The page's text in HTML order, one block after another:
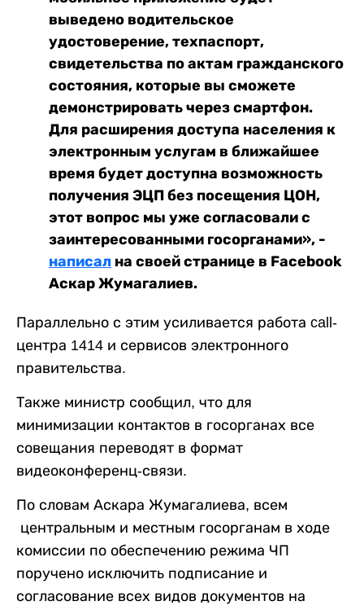
выведено водительское
удостоверение, техпаспорт,
свидетельства по актам гражданского
состояния, которые вы сможете
демонстрировать через смартфон.
Для расширения доступа населения к
электронным услугам в ближайшее
время будет доступна возможность
получения ЭЦП без посещения ЦОН,
этот вопрос мы уже согласовали с
заинтересованными госорганами», -
написал на своей странице в Facebook
Аскар Жумагалиев.
Параллельно с этим усиливается работа call-
центра 1414 и сервисов электронного
правительства.
Также министр сообщил, что для
минимизации контактов в госорганах все
совещания переводят в формат
видеоконференц-связи.
По словам Аскара Жумагалиева, всем
центральным и местным госорганам в ходе
комиссии по обеспечению режима ЧП
поручено исключить подписание и
согласование всех видов документов на